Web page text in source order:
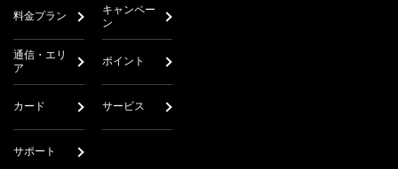
料金プラン
キャンペー
ン
通信・エリ
ア
ポイント
カード サービス
サポート